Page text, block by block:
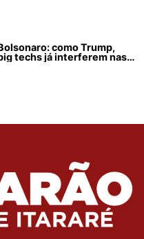
como Trump,
techs já interferem nas